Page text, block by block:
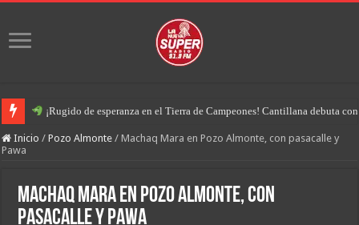
¡Rugido de esperanza en el Tierra de Campeones! Cantillana debuta
Inicio / Pozo Almonte / Machaq Mara en Pozo Almonte, con pasacalle y
Pawa
Machaq Mara en Pozo Almonte, con
pasacalle y Pawa